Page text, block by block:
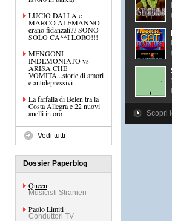
LUCIO DALLA e
MARCO ALEMANNO
erano fidanzati?? SONO
SOLO CA**I LORO!!!
MENGONI
INDEMONIATO vs
ARISA CHE
VOMITA...storie di amori
e antidepressivi
La farfalla di Belen tra la
Costa Allegra e 22 nuovi
anelli in oro
Vedi tutti
Dossier Paperblog
Queen
Musicisti Stranieri
Paolo Limiti
Conduttori TV
Scopri